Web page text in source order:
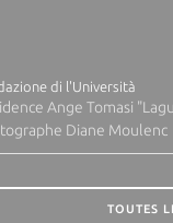
di l'Università
Ange Tomasi
Diane Moulenc
TOUTES